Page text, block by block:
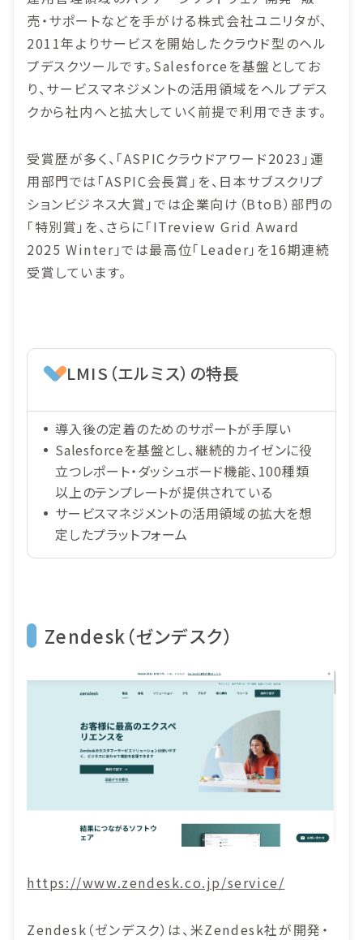
売・サポートなどを手がける株式会社ユニリタが、
2011年よりサービスを開始したクラウド型のヘル
プデスクツールです。Salesforceを基盤としてお
り、サービスマネジメントの活用領域をヘルプデス
クから社内へと拡大していく前提で利用できます。
受賞歴が多く、「ASPICクラウドアワード2023」運
用部門では「ASPIC会長賞」を、日本サブスクリプ
ションビジネス大賞」では企業向け（BtoB）部門の
「特別賞」を、さらに「ITreview Grid Award
2025 Winter」では最高位「Leader」を16期連続
受賞しています。
LMIS（エルミス）の特長
導入後の定着のためのサポートが手厚い
Salesforceを基盤とし、継続的カイゼンに役
立つレポート・ダッシュボード機能、100種類
以上のテンプレートが提供されている
サービスマネジメントの活用領域の拡大を想
定したプラットフォーム
Zendesk（ゼンデスク）
https://www.zendesk.co.jp/service/
Zendesk（ゼンデスク）は、米Zendesk社が開発・